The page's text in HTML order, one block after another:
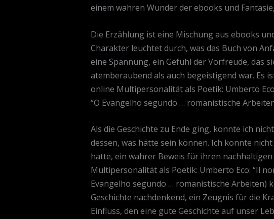
einem wahren Wunder der ebooks und
Die Erzählung ist eine Mischung aus ebooks
Charakter leuchtet durch, was das Buch von
eine Spannung, ein Gefühl der Vorfreude, das
atemberaubend als auch begeistigend war. Es
online Multipersonalität als Poetik: Umberto
“O Evangelho segundo … romanistische
Als die Geschichte zu Ende ging, konnte ich
dessen, was hätte sein können. Ich konnte
hatte, ein wahrer Beweis für ihren
Multipersonalität als Poetik: Umberto Eco: “Il
Evangelho segundo … romanistische Arbeiten)
Geschichte nachdenkend, ein Zeugnis für die
Einfluss, den eine gute Geschichte auf unser